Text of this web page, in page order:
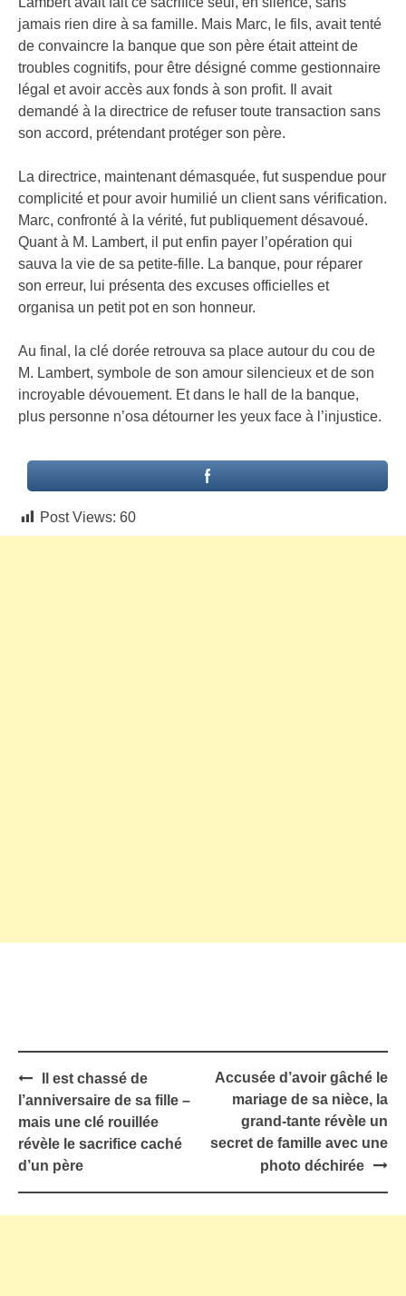
jamais rien dire à sa famille. Mais Marc, le fils, avait tenté
de convaincre la banque que son père était atteint de
troubles cognitifs, pour être désigné comme gestionnaire
légal et avoir accès aux fonds à son profit. Il avait
demandé à la directrice de refuser toute transaction sans
son accord, prétendant protéger son père.
La directrice, maintenant démasquée, fut suspendue pour
complicité et pour avoir humilié un client sans vérification.
Marc, confronté à la vérité, fut publiquement désavoué.
Quant à M. Lambert, il put enfin payer l’opération qui
sauva la vie de sa petite-fille. La banque, pour réparer
son erreur, lui présenta des excuses officielles et
organisa un petit pot en son honneur.
Au final, la clé dorée retrouva sa place autour du cou de
M. Lambert, symbole de son amour silencieux et de son
incroyable dévouement. Et dans le hall de la banque,
plus personne n’osa détourner les yeux face à l’injustice.
Post Views: 60
Post
navigation
Il est chassé de
l’anniversaire de sa fille –
mais une clé rouillée
révèle le sacrifice caché
d’un père
Accusée d’avoir gâché le
mariage de sa nièce, la
grand-tante révèle un
secret de famille avec une
photo déchirée